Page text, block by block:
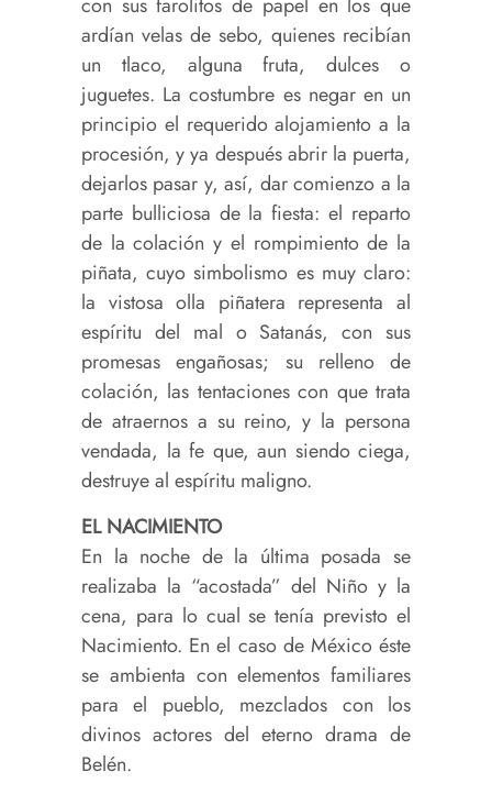
ardían velas de sebo, quienes recibían
un tlaco, alguna fruta, dulces o
juguetes. La costumbre es negar en un
principio el requerido alojamiento a la
procesión, y ya después abrir la puerta,
dejarlos pasar y, así, dar comienzo a la
parte bulliciosa de la fiesta: el reparto
de la colación y el rompimiento de la
piñata, cuyo simbolismo es muy claro:
la vistosa olla piñatera representa al
espíritu del mal o Satanás, con sus
promesas engañosas; su relleno de
colación, las tentaciones con que trata
de atraernos a su reino, y la persona
vendada, la fe que, aun siendo ciega,
destruye al espíritu maligno.
EL NACIMIENTO
En la noche de la última posada se
realizaba la “acostada” del Niño y la
cena, para lo cual se tenía previsto el
Nacimiento. En el caso de México éste
se ambienta con elementos familiares
para el pueblo, mezclados con los
divinos actores del eterno drama de
Belén.